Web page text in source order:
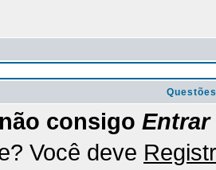
consigo Entrar
Você deve